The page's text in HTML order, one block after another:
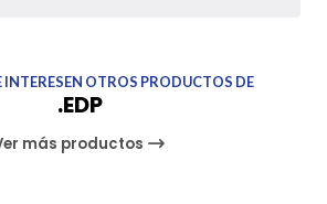
INTERESEN OTROS PRODUCTOS DE
.EDP
más productos